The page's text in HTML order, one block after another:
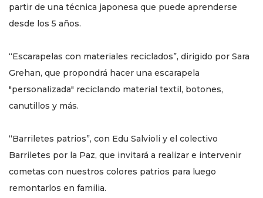
partir de una técnica japonesa que puede aprenderse
desde los 5 años.
“Escarapelas con materiales reciclados”, dirigido por Sara
Grehan, que propondrá hacer una escarapela
"personalizada" reciclando material textil, botones,
canutillos y más.
“Barriletes patrios”, con Edu Salvioli y el colectivo
Barriletes por la Paz, que invitará a realizar e intervenir
cometas con nuestros colores patrios para luego
remontarlos en familia.